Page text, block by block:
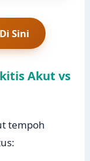
Sini
Akut vs
tempoh